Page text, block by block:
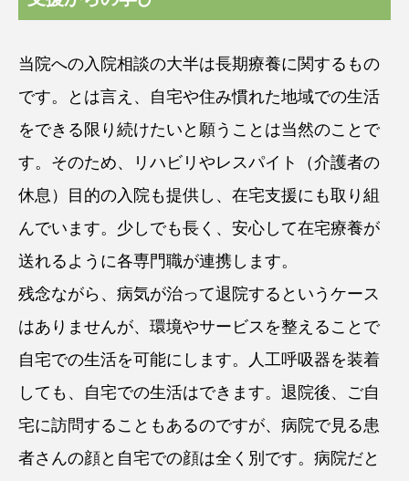
当院への入院相談の大半は長期療養に関するもの
です。とは言え、自宅や住み慣れた地域での生活
をできる限り続けたいと願うことは当然のことで
す。そのため、リハビリやレスパイト（介護者の
休息）目的の入院も提供し、在宅支援にも取り組
んでいます。少しでも長く、安心して在宅療養が
送れるように各専門職が連携します。
残念ながら、病気が治って退院するというケース
はありませんが、環境やサービスを整えることで
自宅での生活を可能にします。人工呼吸器を装着
しても、自宅での生活はできます。退院後、ご自
宅に訪問することもあるのですが、病院で見る患
者さんの顔と自宅での顔は全く別です。病院だと